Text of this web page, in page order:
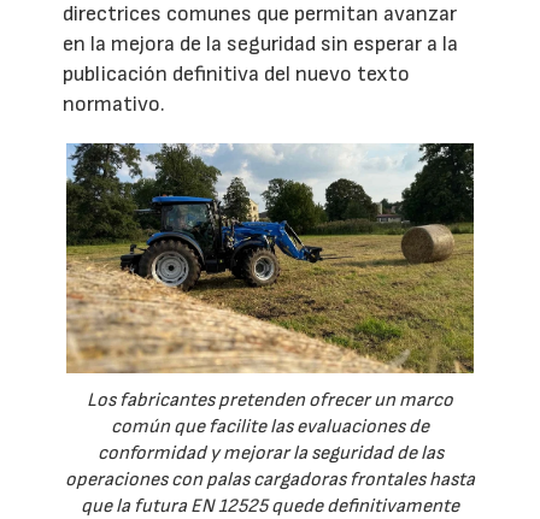
directrices comunes que permitan avanzar
en la mejora de la seguridad sin esperar a la
publicación definitiva del nuevo texto
normativo.
Los fabricantes pretenden ofrecer un marco
común que facilite las evaluaciones de
conformidad y mejorar la seguridad de las
operaciones con palas cargadoras frontales hasta
que la futura EN 12525 quede definitivamente